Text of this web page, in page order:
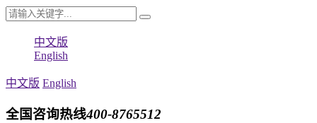
中文版
English
中文版 English
全国咨询热线400-8765512